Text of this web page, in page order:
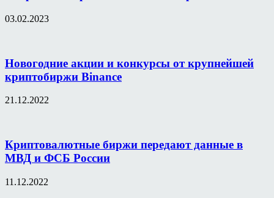
03.02.2023
Новогодние акции и конкурсы от крупнейшей
криптобиржи Binance
21.12.2022
Криптовалютные биржи передают данные в
МВД и ФСБ России
11.12.2022